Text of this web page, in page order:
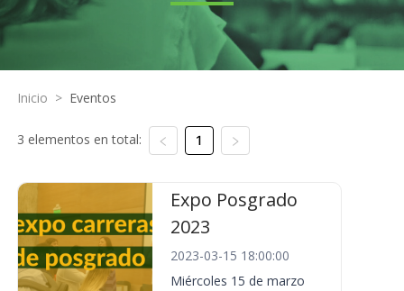
Inicio > Eventos
3 elementos en total: 1
Expo Posgrado
2023
2023-03-15 18:00:00
Miércoles 15 de marzo